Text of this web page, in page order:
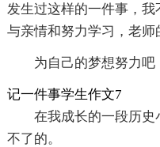
发生过这样的一件事，
与亲情和努力学习，老师
为自己的梦想努力吧
记一件事学生作文7
在我成长的一段历
不了的。